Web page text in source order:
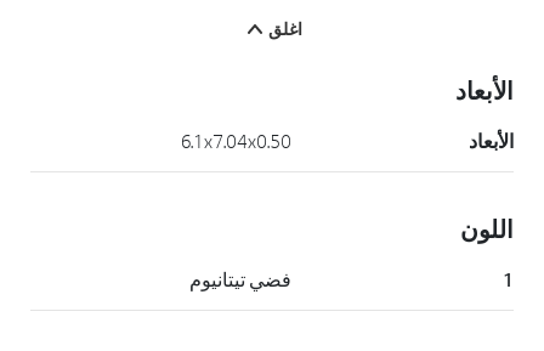
اغلق
الأبعاد
الأبعاد 6.1x7.04x0.50
اللون
1 فضي تيتانيوم